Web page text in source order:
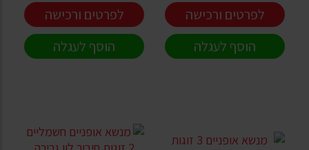
לפרטים ורכישה
הוסף לעגלה
לפרטים ורכישה
הוסף לעגלה